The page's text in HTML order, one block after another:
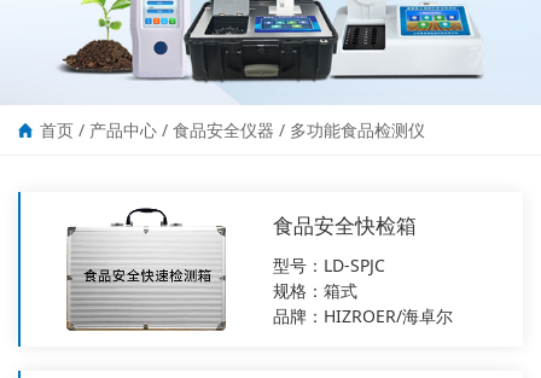
首页 / 产品中心 / 食品安全仪器 / 多功能食品检测仪
食品安全快检箱
型号：LD-SPJC
规格：箱式
品牌：HIZROER/海卓尔